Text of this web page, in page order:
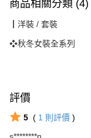
商品相關分類 (4)
┃洋裝 / 套裝
❖秋冬女裝全系列
評價
5 ( 1 則評價 )